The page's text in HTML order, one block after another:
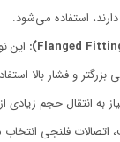
استفاده می‌شود.
این
و فشار بالا
به انتقال حجم زیادی
اتصالات فلنجی انتخاب